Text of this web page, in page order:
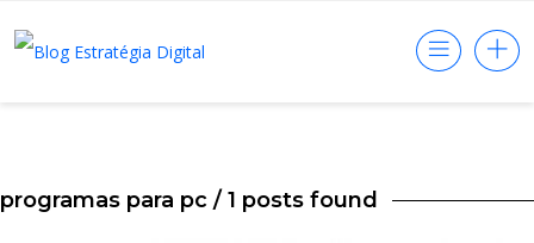
programas para pc / 1 posts found